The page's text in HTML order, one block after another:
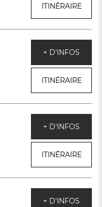
ITINÉRAIRE
+ D'INFOS
ITINÉRAIRE
+ D'INFOS
ITINÉRAIRE
+ D'INFOS